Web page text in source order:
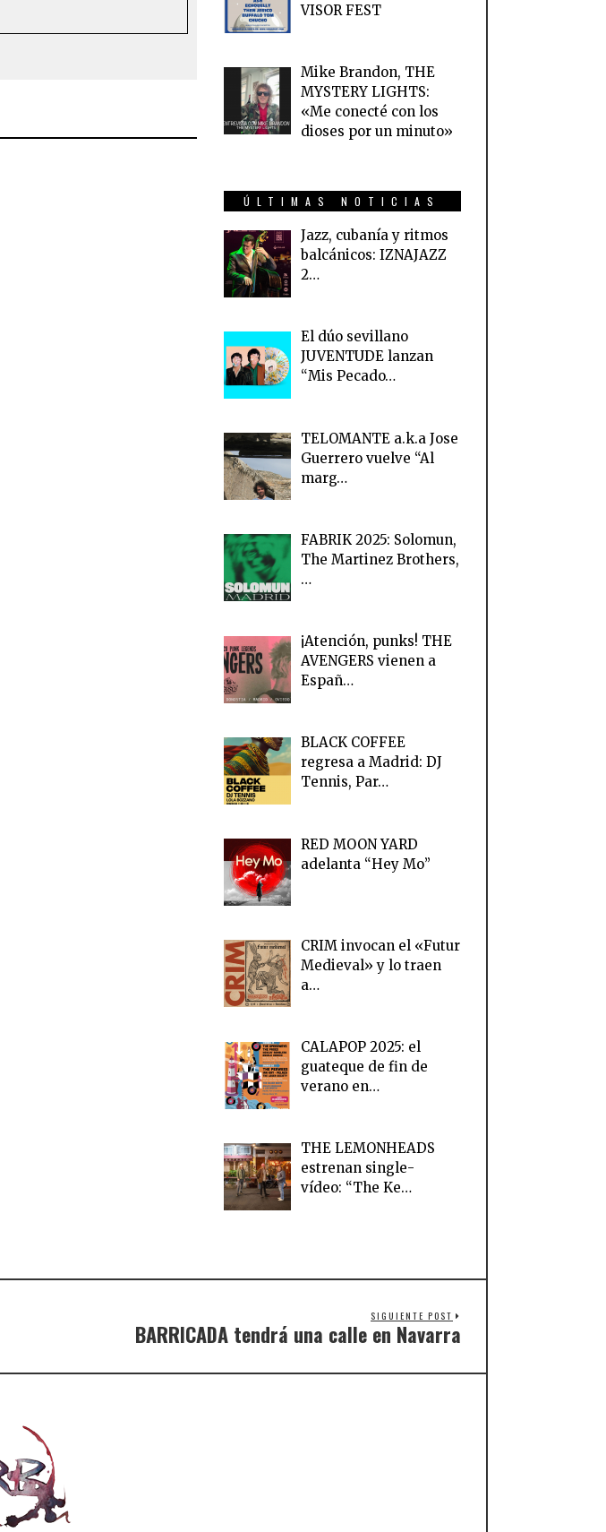
VISOR FEST
Mike Brandon, THE
MYSTERY LIGHTS:
«Me conecté con los
dioses por un minuto»
ÚLTIMAS NOTICIAS
Jazz, cubanía y ritmos
balcánicos: IZNAJAZZ
2…
El dúo sevillano
JUVENTUDE lanzan
“Mis Pecado…
TELOMANTE a.k.a Jose
Guerrero vuelve “Al
marg…
FABRIK 2025: Solomun,
The Martinez Brothers,
…
¡Atención, punks! THE
AVENGERS vienen a
Españ…
BLACK COFFEE
regresa a Madrid: DJ
Tennis, Par…
RED MOON YARD
adelanta “Hey Mo”
CRIM invocan el «Futur
Medieval» y lo traen
a…
CALAPOP 2025: el
guateque de fin de
verano en…
THE LEMONHEADS
estrenan single-
vídeo: “The Ke…
SIGUIENTE POST
BARRICADA tendrá una calle en Navarra